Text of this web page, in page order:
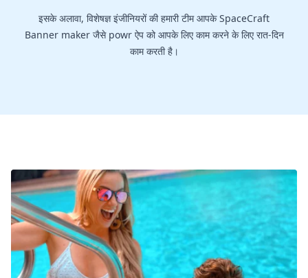
इसके अलावा, विशेषज्ञ इंजीनियरों की हमारी टीम आपके SpaceCraft
Banner maker जैसे powr ऐप को आपके लिए काम करने के लिए रात-दिन
काम करती है।